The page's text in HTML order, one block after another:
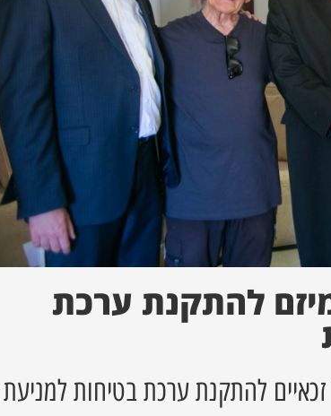
להתקנת ערכת
תושבי בית שמש מעל גיל 75 זכאיים להתקנת ערכת בטיחות למניעת